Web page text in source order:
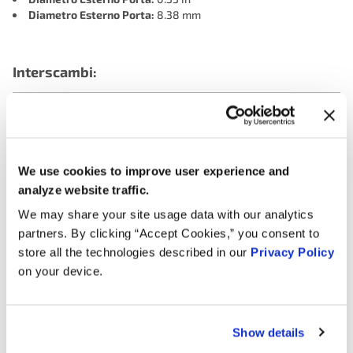
We use cookies to improve user experience and
analyze website traffic.
We may share your site usage data with our analytics
partners. By clicking “Accept Cookies,” you consent to
store all the technologies described in our Privacy Policy
on your device.
Show details
Diametro Esterno Porta: 8.38 mm
Interscambi:
DURALAST VC4462
VOLVO 30684417
WVE 4B1539
Applicazioni:
Cilindrata